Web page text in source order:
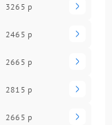
3265 р
2465 р
2665 р
2815 р
2665 р